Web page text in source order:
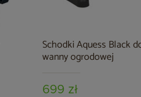
Schodki Aquess Black
wanny ogrodowej
699 zł